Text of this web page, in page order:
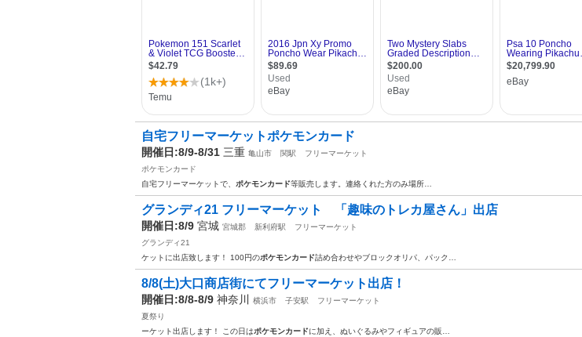
自宅フリーマーケットポケモンカード
開催日:8/9-8/31 三重 亀山市 関駅
フリーマーケット
ポケモンカード
自宅フリーマーケットで、 ポケモンカード等販売します。連絡くれた方のみ場所…
グランディ21 フリーマーケット 「趣味のトレカ屋さん」出店
開催日:8/9 宮城 宮城郡 新利府駅
フリーマーケット
グランディ21
ケットに出店致します！ 100円のポケモンカード詰め合わせやブロックオリパ、パック…
8/8(土)大口商店街にてフリーマーケット出店！
開催日:8/8-8/9 神奈川 横浜市 子安駅
フリーマーケット
夏祭り
ーケット出店します！ この日はポケモンカードに加え、ぬいぐるみやフィギュアの販…